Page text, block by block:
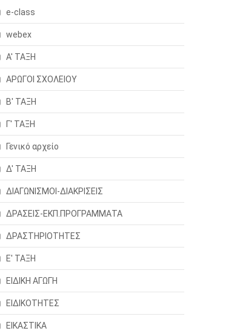
e-class
webex
Α' ΤΑΞΗ
ΑΡΩΓΟΙ ΣΧΟΛΕΙΟΥ
Β' ΤΑΞΗ
Γ' ΤΑΞΗ
Γενικό αρχείο
Δ' ΤΑΞΗ
ΔΙΑΓΩΝΙΣΜΟΙ-ΔΙΑΚΡΙΣΕΙΣ
ΔΡΑΣΕΙΣ-ΕΚΠ.ΠΡΟΓΡΑΜΜΑΤΑ
ΔΡΑΣΤΗΡΙΟΤΗΤΕΣ
Ε' ΤΑΞΗ
ΕΙΔΙΚΗ ΑΓΩΓΗ
ΕΙΔΙΚΟΤΗΤΕΣ
ΕΙΚΑΣΤΙΚΑ